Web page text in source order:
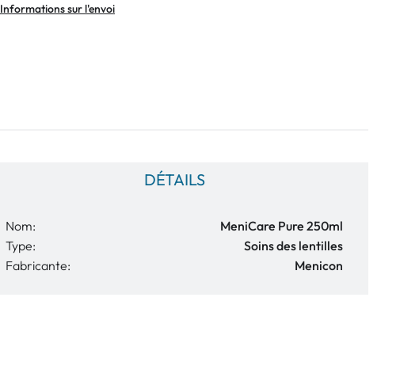
Informations sur l'envoi
DÉTAILS
Nom:
MeniCare Pure 250ml
Type:
Soins des lentilles
Fabricante:
Menicon